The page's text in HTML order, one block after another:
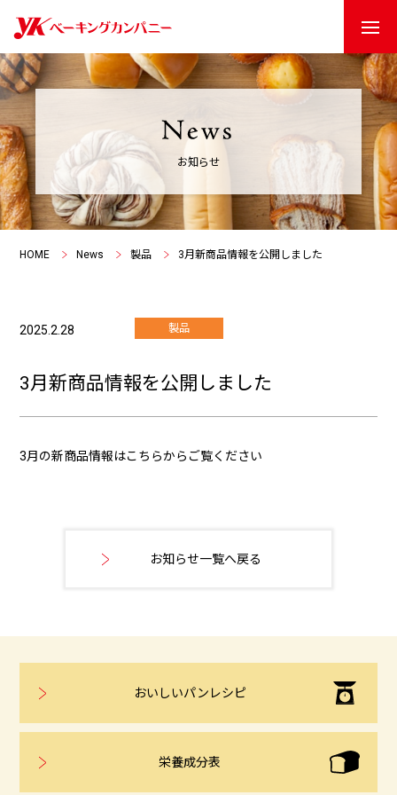
お知らせ
HOME News 製品 3月新商品情報を公開しました
2025.2.28 製品
3月新商品情報を公開しました
3月の新商品情報はこちらからご覧ください
お知らせ一覧へ戻る
おいしいパンレシピ
栄養成分表